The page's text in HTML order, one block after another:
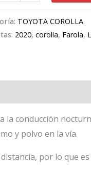
TOYOTA COROLLA
2020,corolla, Farola,
conducción
y polvo en la vía.
por lo que